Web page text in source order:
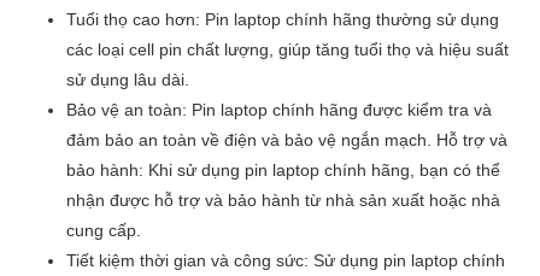
Tuổi thọ cao hơn: Pin laptop chính hãng thường sử dụng
các loại cell pin chất lượng, giúp tăng tuổi thọ và hiệu suất
sử dụng lâu dài.
Bảo vệ an toàn: Pin laptop chính hãng được kiểm tra và
đảm bảo an toàn về điện và bảo vệ ngắn mạch. Hỗ trợ và
bảo hành: Khi sử dụng pin laptop chính hãng, bạn có thể
nhận được hỗ trợ và bảo hành từ nhà sản xuất hoặc nhà
cung cấp.
Tiết kiệm thời gian và công sức: Sử dụng pin laptop chính